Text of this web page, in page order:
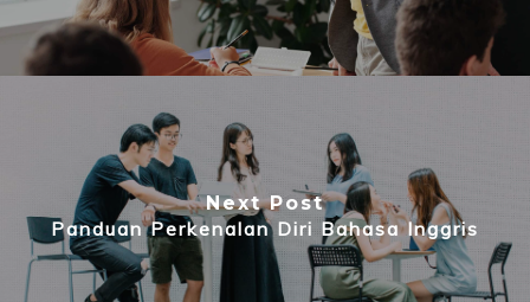
Next Post
Panduan Perkenalan Diri Bahasa Inggris